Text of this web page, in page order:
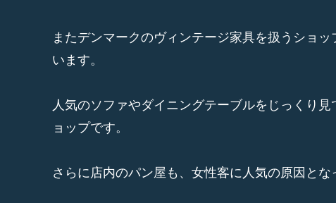
またデンマークのヴィンテージ家具を扱うショ
います。
人気のソファやダイニングテーブルをじっくり
ョップです。
さらに店内のパン屋も、女性客に人気の原因とな